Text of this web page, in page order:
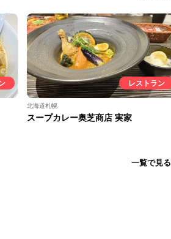
レストラン
北海道札幌
スープカレー奥芝商店 実家
一覧で見る